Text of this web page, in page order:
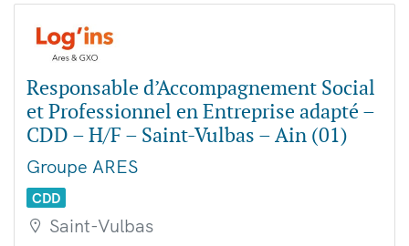
Responsable d’Accompagnement Social
et Professionnel en Entreprise adapté –
CDD – H/F – Saint-Vulbas – Ain (01)
Groupe ARES
CDD
Saint-Vulbas